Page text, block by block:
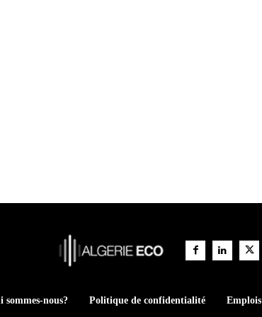
sommes-nous? Politique de confidentialité Emplois